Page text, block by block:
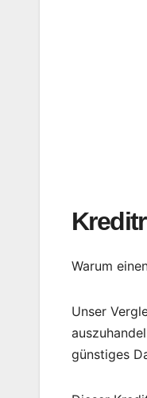
Warum
Unser
günstiges